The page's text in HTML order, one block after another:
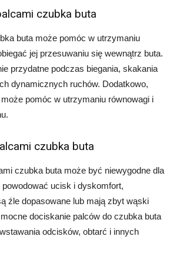
czubka buta
buta może pomóc w utrzymaniu
jej przesuwaniu się wewnątrz buta.
przydatne podczas biegania, skakania
dynamicznych ruchów. Dodatkowo,
pomóc w utrzymaniu równowagi i
czubka buta
czubka buta może być niewygodne dla
ucisk i dyskomfort,
źle dopasowane lub mają zbyt wąski
dociskanie palców do czubka buta
odcisków, obtarć i innych